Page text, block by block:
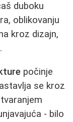
duboku
oblikovanju
kroz dizajn,
počinje
se kroz
- bilo